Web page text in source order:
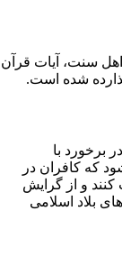
سنت، آیات قرآن
شده است.
برخورد با
که کافران در
کنند و از گرایش
بلاد اسلامی